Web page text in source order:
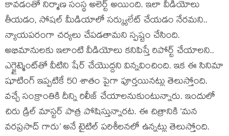
కావడంతో నిర్మాణ సంస్థ అలెర్ట్ అయింది. ఇలా వీడియోలు
తీయడం, సోషల్ మీడియాలో సర్క్యులేట్ చేయడం నేరమని..
న్యాయపరంగా చర్యలు చేపడతామని స్పష్టం చేసింది.
అభిమానులకు ఇలాంటి వీడియోలు కనిపిస్తే రిపోర్ట్ చేయాలని..
ఎగ్జైట్మెంట్‌‌తో వీటిని షేర్ చేయొద్దని విన్నవించింది. ఇక ఈ సినిమా
షూటింగ్ ఇప్పటికే 50 శాతం పైగా పూర్తయినట్లు తెలుస్తోంది.
వచ్చే సంక్రాంతికి దీన్ని రిలీజ్ చేయాలనుకుంటున్నారు. ఇందులో
చిరు డ్రిల్ మాస్టర్ పాత్ర పోషిస్తున్నారట. ఈ చిత్రానికి ‘మన
వరప్రసాద్ గారు’ అనే టైటిల్ పరిశీలనలో ఉన్నట్లు తెలుస్తోంది.